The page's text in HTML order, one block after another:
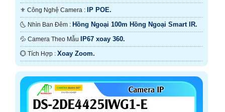
⚜️ Công Nghệ Camera : IP POE.
🌜 Nhìn Ban Đêm : Hồng Ngoại 100m Hồng Ngoại Smart IR.
💦 Camera Theo Mẫu IP67 xoay 360.
️💮 Tích Hợp : Xoay Zoom.